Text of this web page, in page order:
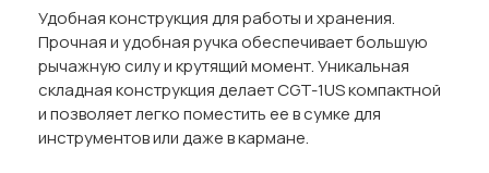
Удобная конструкция для работы и хранения.
Прочная и удобная ручка обеспечивает большую
рычажную силу и крутящий момент. Уникальная
складная конструкция делает CGT-1US компактной
и позволяет легко поместить ее в сумке для
инструментов или даже в кармане.